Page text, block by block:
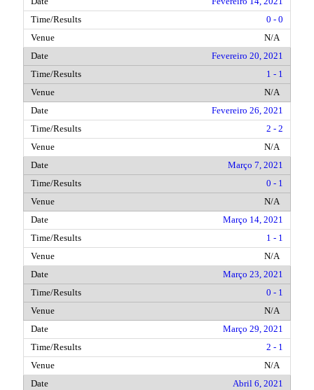
0 - 0
N/A
Fevereiro 20, 2021
1 - 1
N/A
Fevereiro 26, 2021
2 - 2
N/A
Março 7, 2021
0 - 1
N/A
Março 14, 2021
1 - 1
N/A
Março 23, 2021
0 - 1
N/A
Março 29, 2021
2 - 1
N/A
Abril 6, 2021